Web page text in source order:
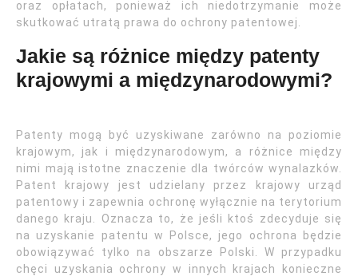
oraz opłatach, ponieważ ich niedotrzymanie może
skutkować utratą prawa do ochrony patentowej.
Jakie są różnice między patenty
krajowymi a międzynarodowymi?
Patenty mogą być uzyskiwane zarówno na poziomie
krajowym, jak i międzynarodowym, a różnice między
nimi mają istotne znaczenie dla twórców wynalazków.
Patent krajowy jest udzielany przez krajowy urząd
patentowy i zapewnia ochronę wyłącznie na terytorium
danego kraju. Oznacza to, że jeśli ktoś zdecyduje się
na uzyskanie patentu w Polsce, jego ochrona będzie
obowiązywać tylko na obszarze Polski. W przypadku
chęci uzyskania ochrony w innych krajach konieczne